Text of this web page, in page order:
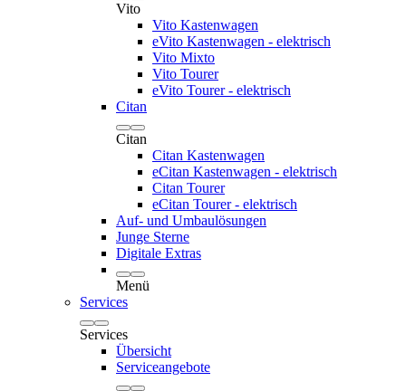
Vito
Vito Kastenwagen
eVito Kastenwagen - elektrisch
Vito Mixto
Vito Tourer
eVito Tourer - elektrisch
Citan
Citan
Citan Kastenwagen
eCitan Kastenwagen - elektrisch
Citan Tourer
eCitan Tourer - elektrisch
Auf- und Umbaulösungen
Junge Sterne
Digitale Extras
Menü
Services
Services
Übersicht
Serviceangebote